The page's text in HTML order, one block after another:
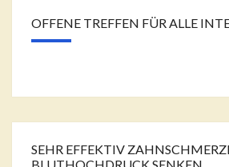
OFFENE TREFFEN FÜR ALLE
SEHR EFFEKTIV